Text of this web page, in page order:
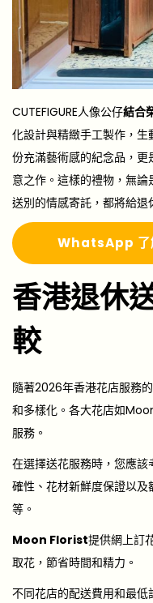
CUTEFIGURE人像公仔結合
化設計與精緻手工製作，
份充滿藝術感的紀念品，
意之作。這樣的禮物，無
送別的情感寄託，都將給退
WhatsApp 了
香港退休
較
隨著2026年香港花店服務
和多樣化。各大花店如
服務。
在選擇送花服務時，您應
確性、花材新鮮度保證以
等。
Moon Florist提供網上訂
取花，節省時間和精力。
不同花店的配送費用和最